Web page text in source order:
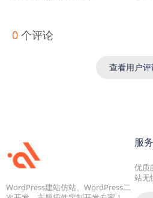
0 个评论
查看用户
WordPress建站仿站、WordPress二
服
优质
站无